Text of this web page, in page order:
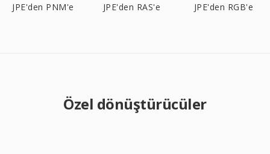
JPE'den PNM'e JPE'den RAS'e JPE'den RGB'e
Özel dönüştürücüler